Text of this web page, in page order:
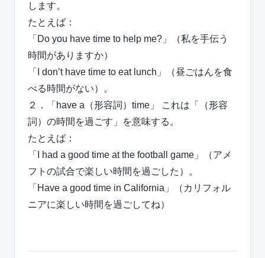
します。
たとえば：
「Do you have time to help me?」（私を手伝う
時間がありますか）
「I don’t have time to eat lunch」（昼ごはんを食
べる時間がない）。
２．「have a（形容詞）time」 これは「（形容
詞）の時間を過ごす」を意味する。
たとえば：
「I had a good time at the football game」（アメ
フトの試合で楽しい時間を過ごした）。
「Have a good time in California」（カリフォル
ニアに楽しい時間を過ごしてね）